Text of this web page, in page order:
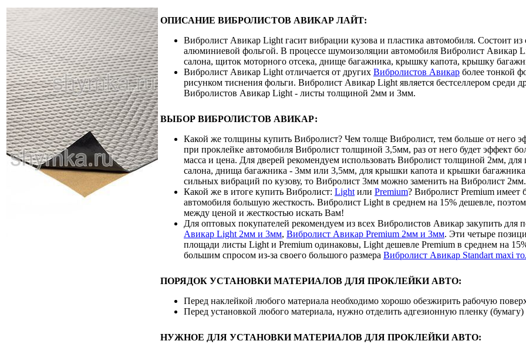
ОПИСАНИЕ ВИБРОЛИСТОВ АВИКАР ЛАЙТ:
Вибролист Авикар Light гасит вибрации кузова и пластика автомобиля. Состоит
алюминиевой фольгой. В процессе шумоизоляции автомобиля Вибролист Авикар
салона, щиток моторного отсека, днище багажника, крышку капота, крышку
Вибролист Авикар Light отличается от других Вибролистов Авикар более тонкой
рисунком тиснения фольги. Вибролист Авикар Light является бестселлером
Вибролистов Авикар Light - листы толщиной 2мм и 3мм.
ВЫБОР ВИБРОЛИСТОВ АВИКАР:
Какой же толщины купить Вибролист? Чем толще Вибролист, тем больше от него
при проклейке автомобиля Вибролист толщиной 3,5мм, раз от него будет эффект
масса и цена. Для дверей рекомендуем использовать Вибролист толщиной 2мм,
салона, днища багажника - 3мм или 3,5мм, для крышки капота и крышки
сильных вибраций по кузову, то Вибролист 3мм можно заменить на Вибролист 2мм.
Какой же в итоге купить Вибролист: Light или Premium? Вибролист Premium имеет
автомобиля большую жесткость. Вибролист Light в среднем на 15% дешевле,
между ценой и жесткостью искать Вам!
Для оптовых покупателей рекомендуем из всех Вибролистов Авикар закупить
Авикар Light 2мм и 3мм, Вибролист Авикар Premium 2мм и 3мм. Эти четыре
площади листы Light и Premium одинаковы, Light дешевле Premium в среднем на
большим спросом из-за своего большого размера Вибролист Авикар Standart maxi
ПОРЯДОК УСТАНОВКИ МАТЕРИАЛОВ ДЛЯ ПРОКЛЕЙКИ АВТО:
Перед наклейкой любого материала необходимо хорошо обезжирить рабочую
Перед установкой любого материала, нужно отделить адгезионную пленку
НУЖНОЕ ДЛЯ УСТАНОВКИ МАТЕРИАЛОВ ДЛЯ ПРОКЛЕЙКИ АВТО: